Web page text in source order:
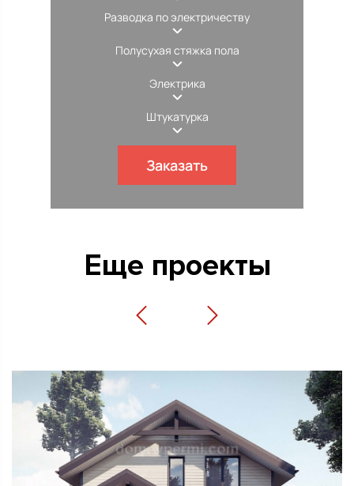
Разводка по электричеству
Полусухая стяжка пола
Электрика
Штукатурка
Заказать
Еще проекты